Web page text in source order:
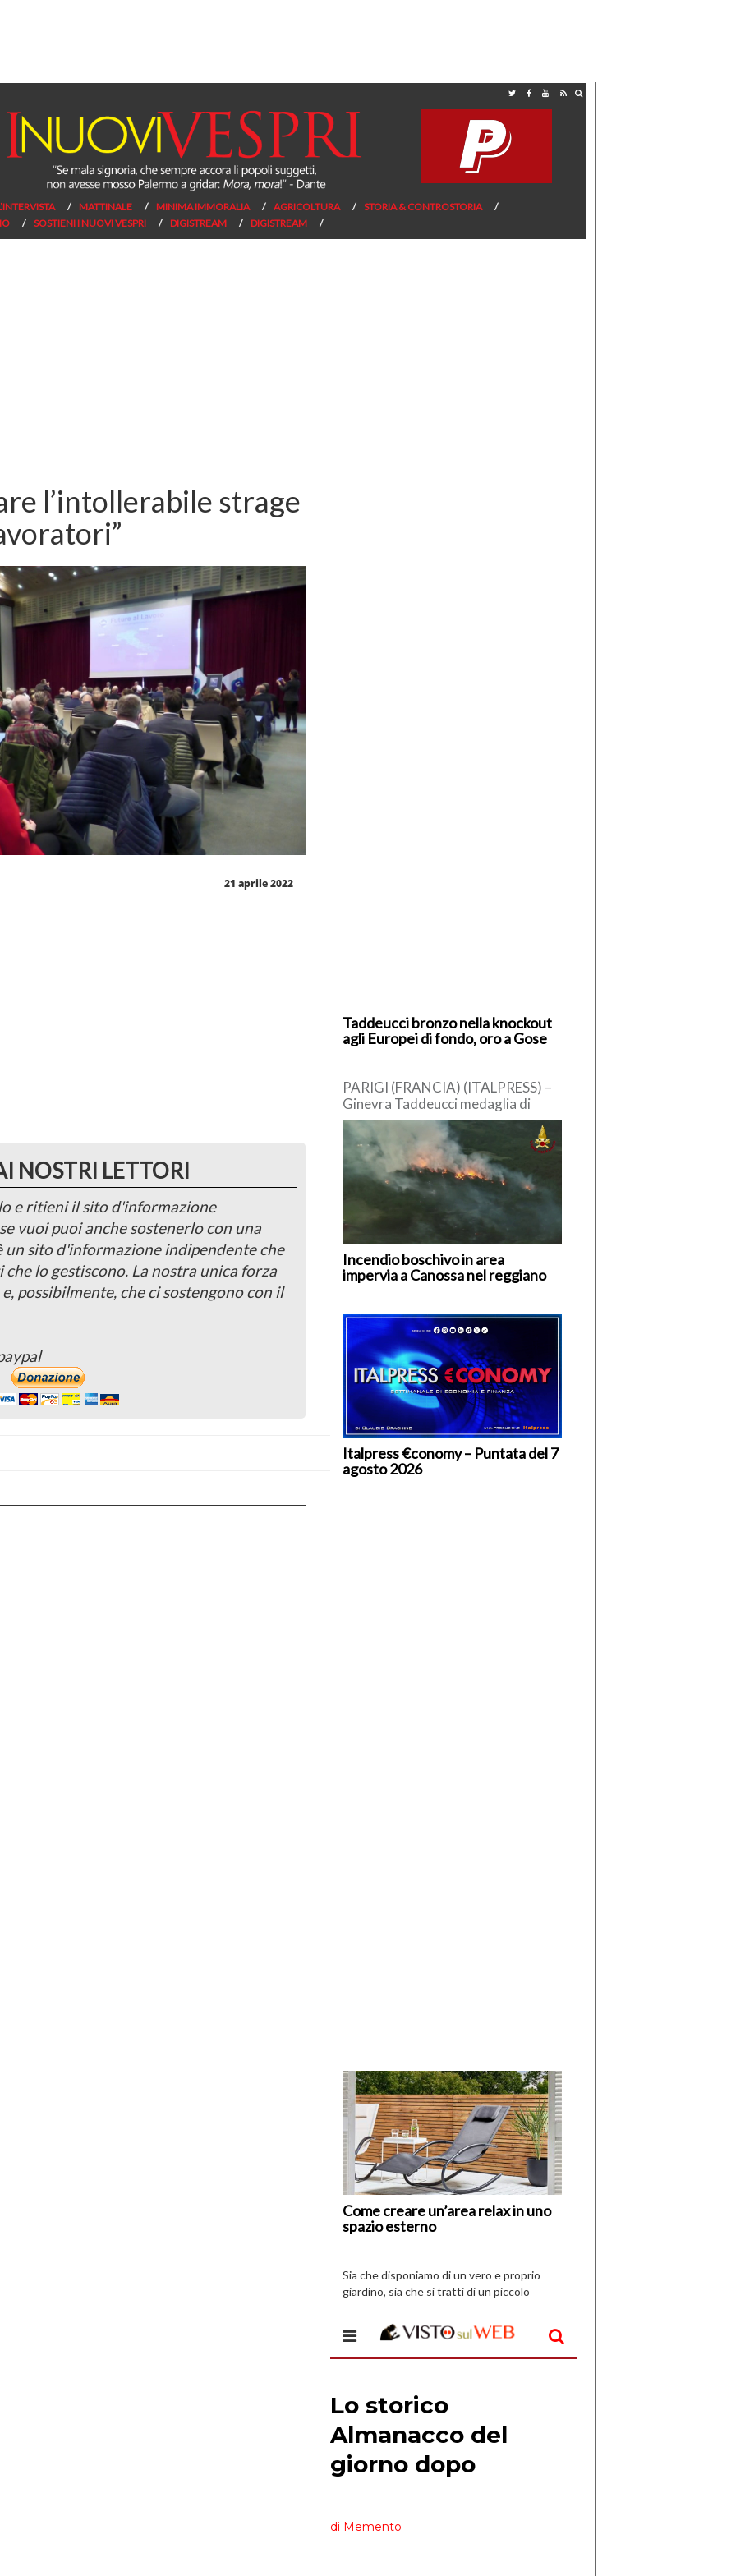
MATTINALE MINIMA IMMORALIA AGRICOLTURA
STORIA & CONTROSTORIA
SOSTIENI I NUOVI VESPRI DIGISTREAM DIGISTREAM
l’intollerabile strage
21 aprile 2022
NOSTRI LETTORI
e ritieni il sito d'informazione
vuoi puoi anche sostenerlo con una
sito d'informazione indipendente che
lo gestiscono. La nostra unica forza
possibilmente, che ci sostengono con il
Taddeucci bronzo nella knockout
agli Europei di fondo, oro a Gose
PARIGI (FRANCIA) (ITALPRESS) –
Ginevra Taddeucci medaglia di
bronzo nella knockout 3 km agli
Europei in acque libere di Parigi. […]
Incendio boschivo in area
impervia a Canossa nel reggiano
Italpress €conomy – Puntata del 7
agosto 2026
Come creare un’area relax in uno
spazio esterno
di
I
Vespri
Sia che disponiamo di un vero e proprio
giardino, sia che si tratti di un piccolo